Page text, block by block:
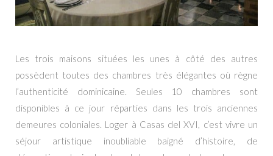
Les trois maisons situées les unes à côté des autres
possèdent toutes des chambres très élégantes où règne
l’authenticité dominicaine. Seules 10 chambres sont
disponibles à ce jour réparties dans les trois anciennes
demeures coloniales. Loger à Casas del XVI, c’est vivre un
séjour artistique inoubliable baigné d’histoire, de